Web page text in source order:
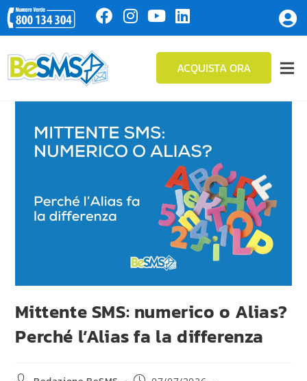
ACQUISTA ORA
Mittente SMS: numerico o Alias?
Perché l’Alias fa la differenza